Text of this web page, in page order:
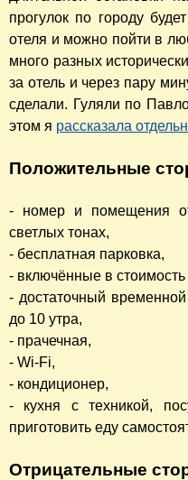
прогулок по городу
отеля и можно пойти в
много разных
за отель и через пару
сделали. Гуляли по
этом я рассказала
Положительные
- номер и помещения
светлых тонах,
- бесплатная парковка,
- включённые в
- достаточный
до 10 утра,
- прачечная,
- Wi-Fi,
- кондиционер,
- кухня с техникой,
приготовить еду
Отрицательные